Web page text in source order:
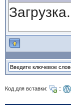
Код для вставки: ::